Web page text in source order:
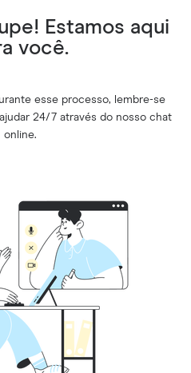
Estamos aqui
você.
esse processo, lembre-se
24/7 através do nosso chat
online.